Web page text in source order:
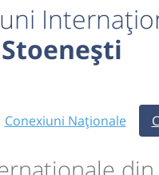
Stoenești
Conexiuni Naționale